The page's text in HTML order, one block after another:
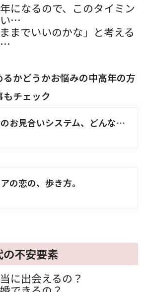
になるので、このタイミン
い…
までいいのかな」と考える
…
るかどうかお悩みの中高年の方
チェック
茜会のお見合いシステム、どんな感じなのかご紹介します！
の恋の、歩き方。
不安要素
に出会えるの？